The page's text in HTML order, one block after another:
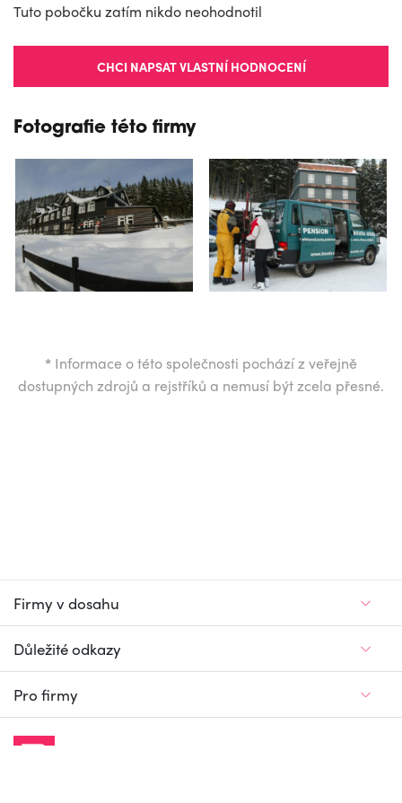
Tuto pobočku zatím nikdo neohodnotil
CHCI NAPSAT VLASTNÍ HODNOCENÍ
Fotografie této firmy
* Informace o této společnosti pochází z veřejně
dostupných zdrojů a rejstříků a nemusí být zcela přesné.
Firmy v dosahu
Důležité odkazy
Pro firmy